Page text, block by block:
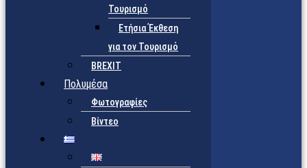
Τουρισμό
Ετήσια Έκθεση
για τον Τουρισμό
BREXIT
Πολυμέσα
Φωτογραφίες
Βίντεο